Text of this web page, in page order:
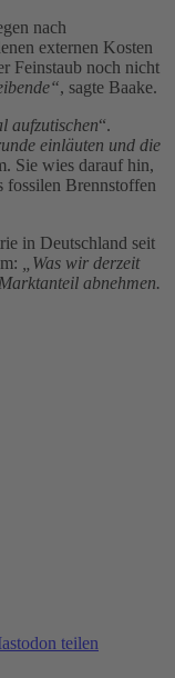
nach
externen Kosten
Feinstaub noch nicht
, sagte Baake.
aufzutischen“.
einläuten und die
Sie wies darauf hin,
fossilen Brennstoffen
in Deutschland seit
„Was wir derzeit
abnehmen.